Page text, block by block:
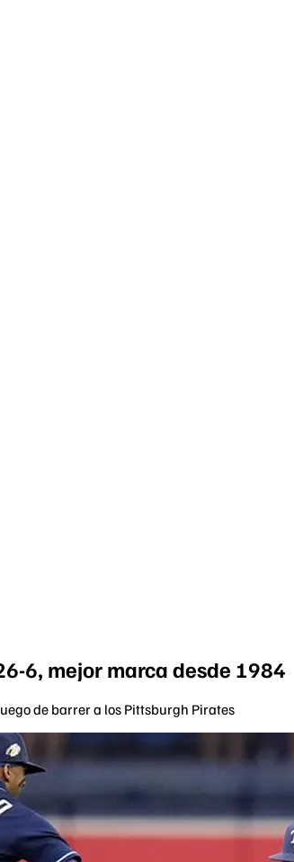
6, mejor marca desde 1984
de barrer a los Pittsburgh Pirates